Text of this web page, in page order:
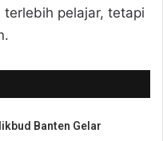
pelajar, tetapi
Banten Gelar